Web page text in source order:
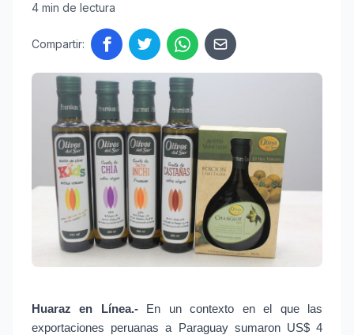
4 min de lectura
Compartir:
Huaraz en Línea.-
En un contexto en el que las
exportaciones peruanas a Paraguay sumaron US$ 4